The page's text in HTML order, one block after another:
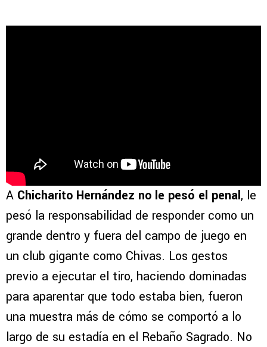
A Chicharito Hernández no le pesó el penal, le
pesó la responsabilidad de responder como un
grande dentro y fuera del campo de juego en
un club gigante como Chivas. Los gestos
previo a ejecutar el tiro, haciendo dominadas
para aparentar que todo estaba bien, fueron
una muestra más de cómo se comportó a lo
largo de su estadía en el Rebaño Sagrado. No